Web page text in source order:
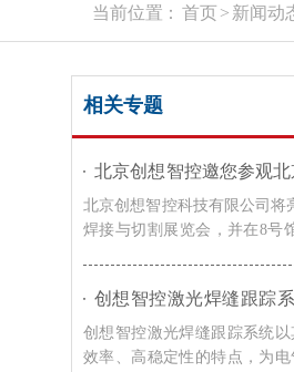
当前位置： 首页> 新闻动
相关专题
北京创想智控邀您参观北
与切割展览会｜8号馆
北京创想智控科技有限公司将
焊接与切割展览会，并在8号
户莅临交流，共同探讨焊接
造的发展趋势。
创想智控激光焊缝跟踪
框架自动化焊接的应用
创想智控激光焊缝跟踪系统
效率、高稳定性的特点，为电